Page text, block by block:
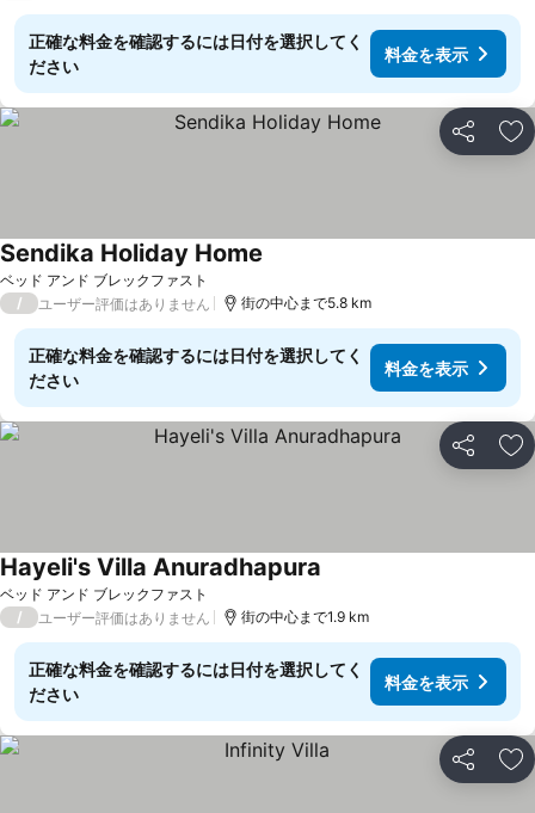
正確な料金を確認するには日付を選択してく
ださい
料金を表示
シェア お
ベッド アンド ブレックファスト
Sendika Holiday Home
/ ユーザー評価はありません 街の中心まで5.8 km
正確な料金を確認するには日付を選択してく
ださい
料金を表示
シェア お
ベッド アンド ブレックファスト
Hayeli's Villa Anuradhapura
/ ユーザー評価はありません 街の中心まで1.9 km
正確な料金を確認するには日付を選択してく
ださい
料金を表示
シェア お